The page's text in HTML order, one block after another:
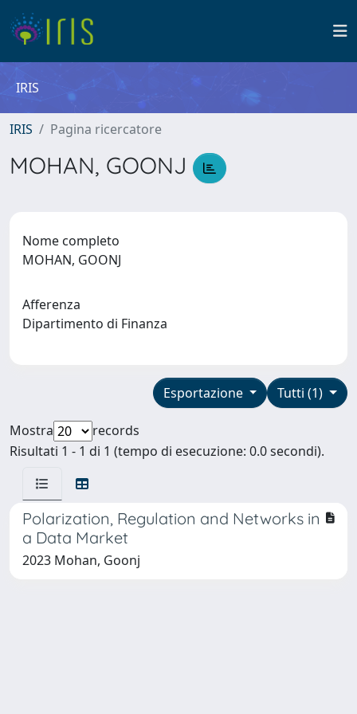
IRIS
IRIS Pagina ricercatore
MOHAN, GOONJ
Nome completo
MOHAN, GOONJ
Afferenza
Dipartimento di Finanza
Tutti (1)
Esportazione
Mostra
records
Risultati 1 - 1 di 1 (tempo di esecuzione: 0.0 secondi).
Polarization, Regulation and Networks in
a Data Market
2023 Mohan, Goonj